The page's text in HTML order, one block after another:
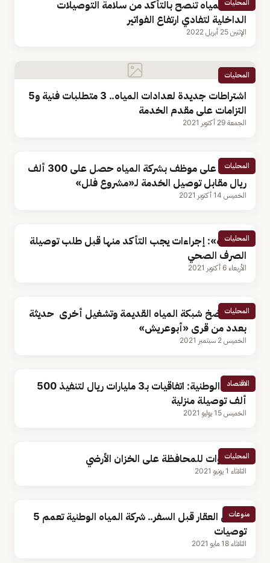
المحليات
شركة المياه تنصح بالتأكد من سلامة التوصيلات
الداخلية لتفادي ارتفاع الفواتير
الإثنين 25 أبريل 2022
المحليات
اشتراطات جديدة لعدادات المياه.. 3 متطلبات فنية و5
التزامات على مقدم الخدمة
الجمعة 29 أكتوبر 2021
المحليات
القبض على موظف بشركة المياه حصل على 300 ألف
ريال مقابل توصيل الخدمة لـ«مشروع فلل»
الخميس 14 أكتوبر 2021
المحليات
«المياه»: إجراءات يجب التأكد منها قبل طلب توصيلة
الصرف الصحي
الأربعاء 6 أكتوبر 2021
المحليات
إيقاف ضخ شبكة المياه القديمة وتشغيل أخرى حديثة
بعدد من قرى «أبوعريش»
الخميس 2 سبتمبر 2021
الاقتصاد
المياه الوطنية: اتفاقيات بـ3 مليارات ريال لتنفيذ 500
ألف توصيلة منزلية
الخميس 15 يوليو 2021
المحليات
5 خطوات للمحافظة على الخزان الأرضي
الثلاثاء 1 يونيو 2021
منوعات
فحص العقار قبل السفر.. شركة المياه الوطنية تعمم 5
توصيات
الثلاثاء 18 مايو 2021